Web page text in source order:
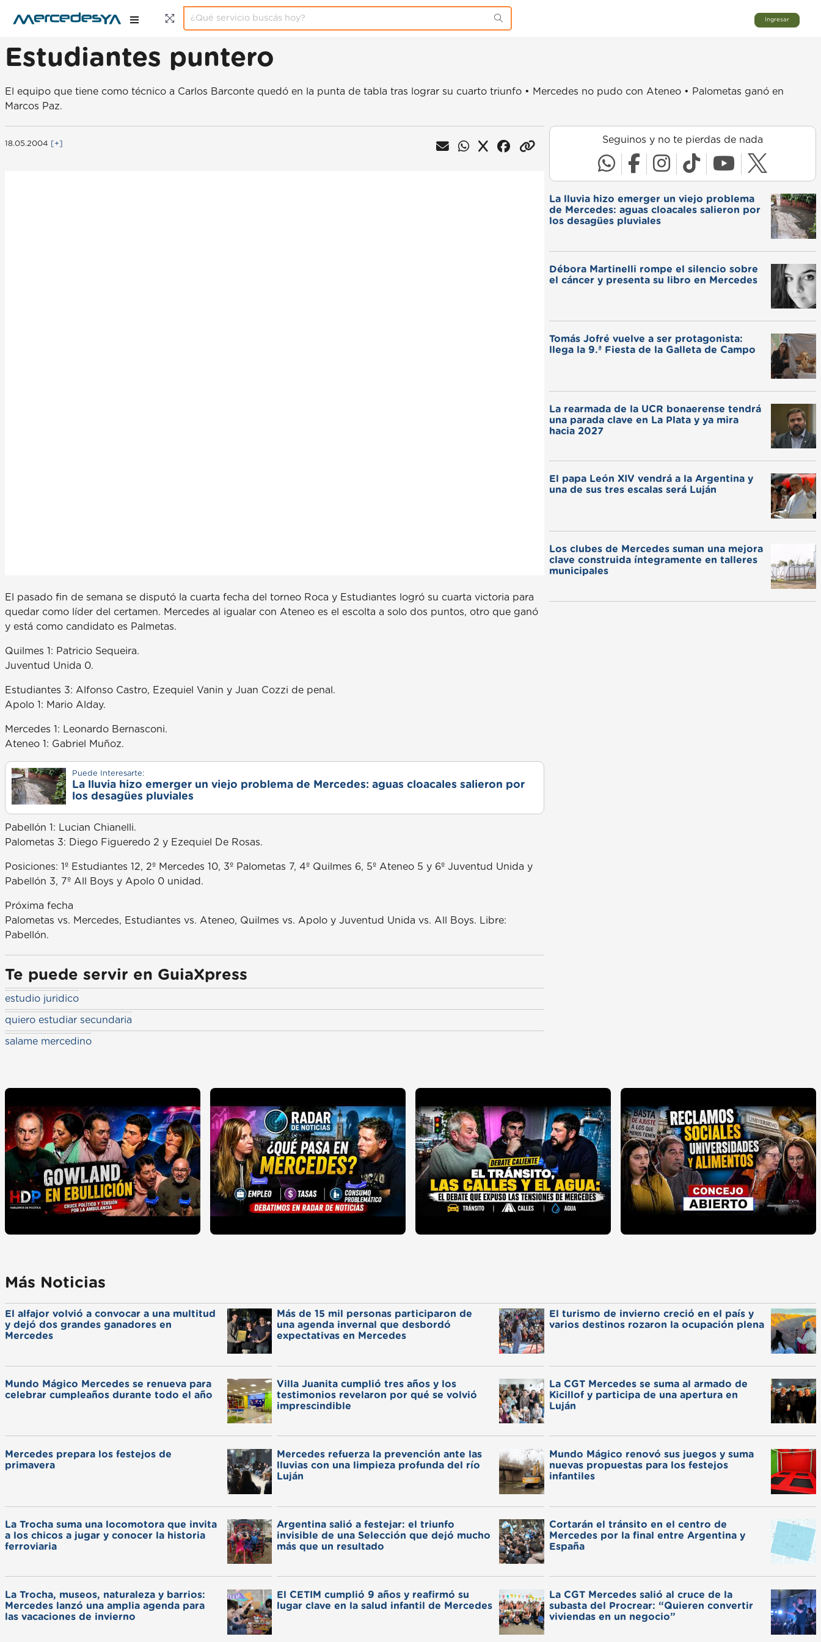
Ingresar
Estudiantes puntero
El equipo que tiene como técnico a Carlos Barconte quedó en la punta de tabla tras lograr su cuarto triunfo • Mercedes no pudo con Ateneo • Palometas ganó en
Marcos Paz.
18.05.2004 [+]
El pasado fin de semana se disputó la cuarta fecha del torneo Roca y Estudiantes logró su cuarta victoria para
quedar como líder del certamen. Mercedes al igualar con Ateneo es el escolta a solo dos puntos, otro que ganó
y está como candidato es Palmetas.
Quilmes 1: Patricio Sequeira.
Juventud Unida 0.
Estudiantes 3: Alfonso Castro, Ezequiel Vanin y Juan Cozzi de penal.
Apolo 1: Mario Alday.
Mercedes 1: Leonardo Bernasconi.
Ateneo 1: Gabriel Muñoz.
Puede Interesarte:
La lluvia hizo emerger un viejo problema de Mercedes: aguas cloacales salieron por
los desagües pluviales
Pabellón 1: Lucian Chianelli.
Palometas 3: Diego Figueredo 2 y Ezequiel De Rosas.
Posiciones: 1º Estudiantes 12, 2º Mercedes 10, 3º Palometas 7, 4º Quilmes 6, 5º Ateneo 5 y 6º Juventud Unida y
Pabellón 3, 7º All Boys y Apolo 0 unidad.
Próxima fecha
Palometas vs. Mercedes, Estudiantes vs. Ateneo, Quilmes vs. Apolo y Juventud Unida vs. All Boys. Libre:
Pabellón.
Te puede servir en GuiaXpress
estudio juridico
quiero estudiar secundaria
salame mercedino
Seguinos y no te pierdas de nada
La lluvia hizo emerger un viejo problema
de Mercedes: aguas cloacales salieron por
los desagües pluviales
Débora Martinelli rompe el silencio sobre
el cáncer y presenta su libro en Mercedes
Tomás Jofré vuelve a ser protagonista:
llega la 9.ª Fiesta de la Galleta de Campo
La rearmada de la UCR bonaerense tendrá
una parada clave en La Plata y ya mira
hacia 2027
El papa León XIV vendrá a la Argentina y
una de sus tres escalas será Luján
Los clubes de Mercedes suman una mejora
clave construida íntegramente en talleres
municipales
Más Noticias
El alfajor volvió a convocar a una multitud
y dejó dos grandes ganadores en
Mercedes
Más de 15 mil personas participaron de
una agenda invernal que desbordó
expectativas en Mercedes
El turismo de invierno creció en el país y
varios destinos rozaron la ocupación plena
Mundo Mágico Mercedes se renueva para
celebrar cumpleaños durante todo el año
Villa Juanita cumplió tres años y los
testimonios revelaron por qué se volvió
imprescindible
La CGT Mercedes se suma al armado de
Kicillof y participa de una apertura en
Luján
Mercedes prepara los festejos de
primavera
Mercedes refuerza la prevención ante las
lluvias con una limpieza profunda del río
Luján
Mundo Mágico renovó sus juegos y suma
nuevas propuestas para los festejos
infantiles
La Trocha suma una locomotora que invita
a los chicos a jugar y conocer la historia
ferroviaria
Argentina salió a festejar: el triunfo
invisible de una Selección que dejó mucho
más que un resultado
Cortarán el tránsito en el centro de
Mercedes por la final entre Argentina y
España
La Trocha, museos, naturaleza y barrios:
Mercedes lanzó una amplia agenda para
las vacaciones de invierno
El CETIM cumplió 9 años y reafirmó su
lugar clave en la salud infantil de Mercedes
La CGT Mercedes salió al cruce de la
subasta del Procrear: “Quieren convertir
viviendas en un negocio”